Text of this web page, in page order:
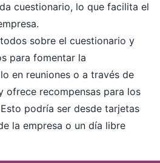
cuestionario, lo que facilita el
sobre el cuestionario y
para fomentar la
en reuniones o a través de
ofrece recompensas para los
podría ser desde tarjetas
la empresa o un día libre